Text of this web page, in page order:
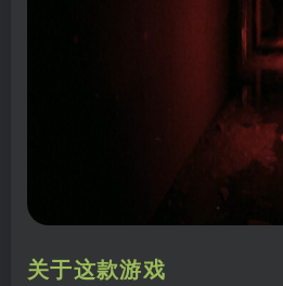
关于这款游戏